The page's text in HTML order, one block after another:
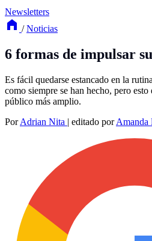
Newsletters
/ Noticias
6 formas de impulsar
Es fácil quedarse estancado en la
como siempre se han hecho, pero
público más amplio.
PorAdrian Nita | editado porAmanda